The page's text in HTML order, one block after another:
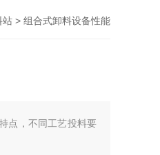
站 > 组合式卸料设备性能
点，不同工艺投料要